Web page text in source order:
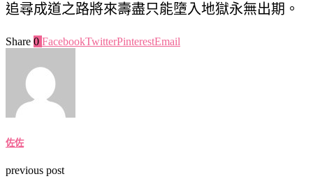
追尋成道之路將來壽盡只能墮入地獄永無出期。
Share 0 FacebookTwitterPinterestEmail
佐佐
previous post